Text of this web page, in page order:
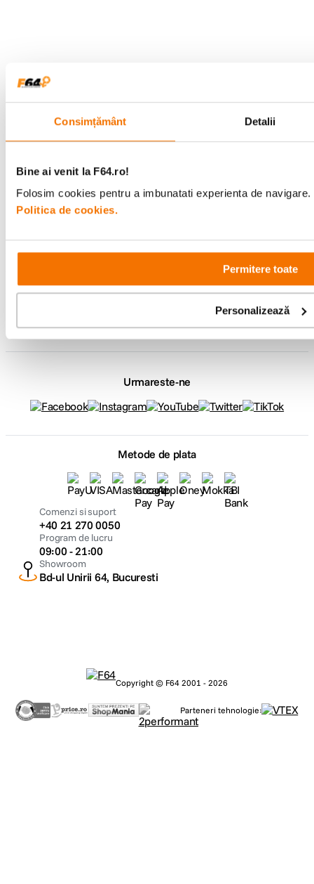
Consimțământ Detalii
Bine ai venit la F64.ro!
Folosim cookies pentru a imbunatati experienta de
Politica de cookies.
Permitere toate
Personalizează
Consultanta
specializata
499lei
Comenzi si livrare
Suport
Service si garantii
F64 Studio
Urmareste-ne
Metode de plata
Comenzi si suport
+40 21 270 0050
Program de lucru
09:00 - 21:00
Showroom
Bd-ul Unirii 64, Bucuresti
Copyright © F64 2001 - 2026
Parteneri tehnologie: